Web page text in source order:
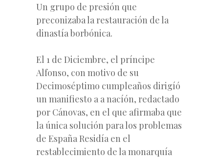
Un grupo de presión que
preconizaba la restauración de la
dinastía borbónica.
El 1 de Diciembre, el príncipe
Alfonso, con motivo de su
Decimoséptimo cumpleaños dirigíó
un manifiesto a a nacíón, redactado
por Cánovas, en el que afirmaba que
la única solución para los problemas
de España Residía en el
restablecimiento de la monarquía